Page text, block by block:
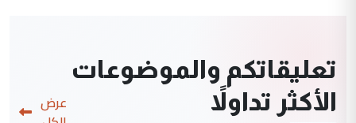
تعليقاتكم والموضوعات
الأكثر تداولاً
عرض